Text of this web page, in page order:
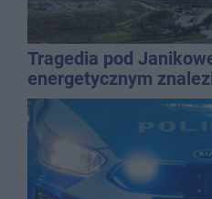
Tragedia pod
energetycznym
mężczyzny